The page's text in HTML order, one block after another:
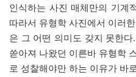
인식하는 사진 매체만의 기계
따라서 유형학 사진에서 이러
은 그 어떤 의미도 갖지 못한
쏟아져 나왔던 이른바 유형학
로 성찰해야만 하는 이유가 바